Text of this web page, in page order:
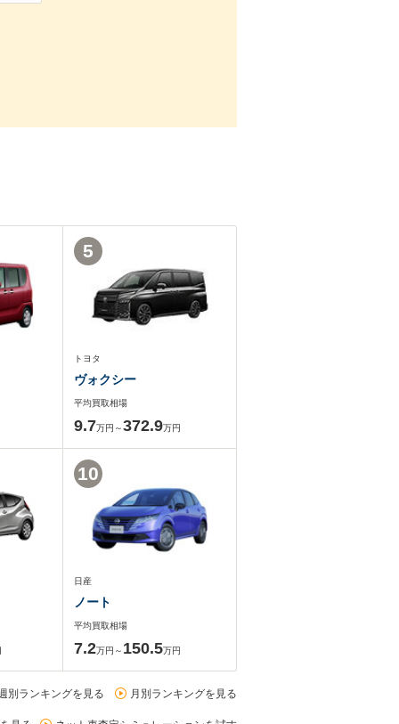
トヨタ
ヴォクシー
平均買取相場
9.7万円～372.9万円
5
日産
ノート
平均買取相場
7.2万円～ 150.5万円
10
別ランキングを見る 月別ランキングを見る